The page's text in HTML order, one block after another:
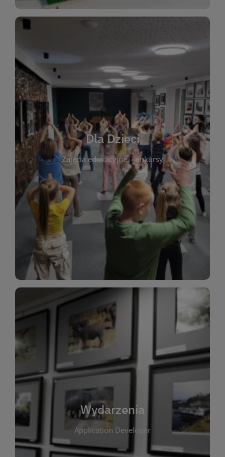
Dla Dzieci
Zajęcia edukacyjne, konkursy
Dla Dzieci
To miejsce stworzone z myślą o najmłodszych
czytelnikach i ich rodzicach. Znajdziesz tu
informacje o zajęciach edukacyjnych, konkursach
plastycznych i spotkaniach z autorami książek dla
dzieci. Biblioteka oferuje bogaty wybór bajek,
opowiadań i lektur szkolnych, a także przyjazny
kącik do wspólnego czytania. Pragniemy
rozbudzać miłość do książek od najmłodszych lat.
Zapraszamy do wspólnej zabawy i odkrywania
świata literatury!
WIĘCEJ
Wydarzenia
Application Developer
Wydarzenia
W tej zakładce publikujemy informacje o
wszystkich wydarzeniach organizowanych przez
bibliotekę. Znajdziesz tu zapowiedzi spotkań
autorskich, warsztatów, prelekcji i zajęć
tematycznych dla różnych grup wiekowych. Każde
wydarzenie ma na celu promowanie kultury
czytelniczej oraz integrację społeczności lokalnej.
Dzięki kalendarzowi wydarzeń możesz łatwo